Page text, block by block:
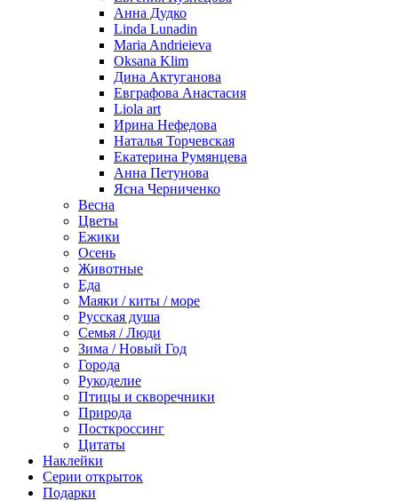
Анна Дудко
Linda Lunadin
Maria Andrieieva
Oksana Klim
Дина Актуганова
Евграфова Анастасия
Liola art
Ирина Нефедова
Наталья Торчевская
Екатерина Румянцева
Анна Петунова
Ясна Черниченко
Весна
Цветы
Ежики
Осень
Животные
Еда
Маяки / киты / море
Русская душа
Семья / Люди
Зима / Новый Год
Города
Рукоделие
Птицы и скворечники
Природа
Посткроссинг
Цитаты
Наклейки
Серии открыток
Подарки